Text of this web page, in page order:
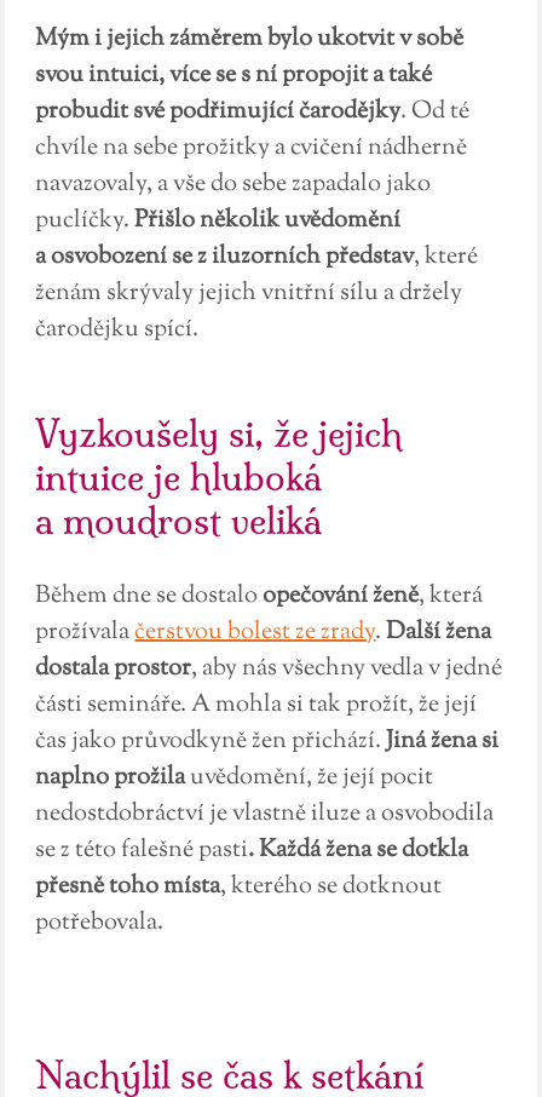
Mým i jejich záměrem bylo ukotvit v sobě
svou intuici, více se s ní propojit a také
probudit své podřimující čarodějky. Od té
chvíle na sebe prožitky a cvičení nádherně
navazovaly, a vše do sebe zapadalo jako
puclíčky.Přišlo několik uvědomění
a osvobození se z iluzorních představ, které
ženám skrývaly jejich vnitřní sílu a držely
čarodějku spící.
Vyzkoušely si, že jejich
intuice je hluboká
a moudrost veliká
Během dne se dostaloopečování ženě, která
prožívalačerstvou bolest ze zrady.Další žena
dostala prostor, aby nás všechny vedla v jedné
části semináře. A mohla si tak prožít, že její
čas jako průvodkyně žen přichází.Jiná žena si
naplno prožilauvědomění, že její pocit
nedostdobráctví je vlastně iluze a osvobodila
se z této falešné pasti. Každá žena se dotkla
přesně toho místa, kterého se dotknout
potřebovala.
Nachýlil se čas k setkání